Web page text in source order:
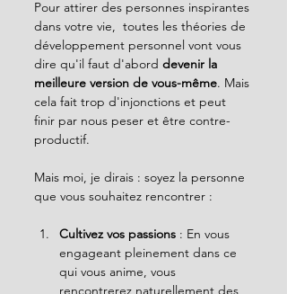
Pour attirer des personnes inspirantes
dans votre vie,  toutes les théories de
développement personnel vont vous
dire qu'il faut d'abord devenir la
meilleure version de vous-même. Mais
cela fait trop d'injonctions et peut
finir par nous peser et être contre-
productif.
Mais moi, je dirais : soyez la personne
que vous souhaitez rencontrer :
Cultivez vos passions : En vous
engageant pleinement dans ce
qui vous anime, vous
rencontrerez naturellement des